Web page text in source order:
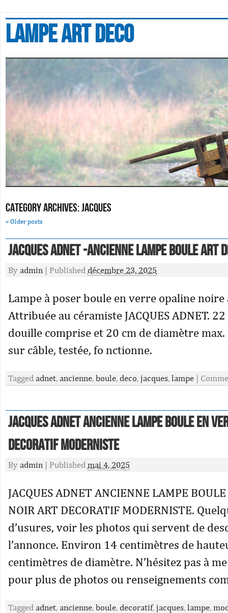
Lampe art deco
Category Archives:jacques
« Older posts
Jacques ADNET -Ancienne Lampe Boule ART
By admin | Published décembre 23, 2025
Lampe à poser boule en verre opaline noire
Attribuée au céramiste JACQUES ADNET.
douille comprise et 20 cm de diamètre
sur câble, testée, fo nctionne.
Tagged adnet, ancienne, boule, deco, jacques, lampe |
Jacques Adnet Ancienne Lampe Boule En
Decoratif Moderniste
By admin | Published mai 4, 2025
JACQUES ADNET ANCIENNE LAMPE
NOIR ART DECORATIF MODERNISTE.
d’usures, voir les photos qui servent de
l’annonce. Environ 14 centimètres de
centimètres de diamètre. N’hésitez pas à
pour plus de photos ou renseignements
Tagged adnet, ancienne, boule, decoratif, jacques, lampe,